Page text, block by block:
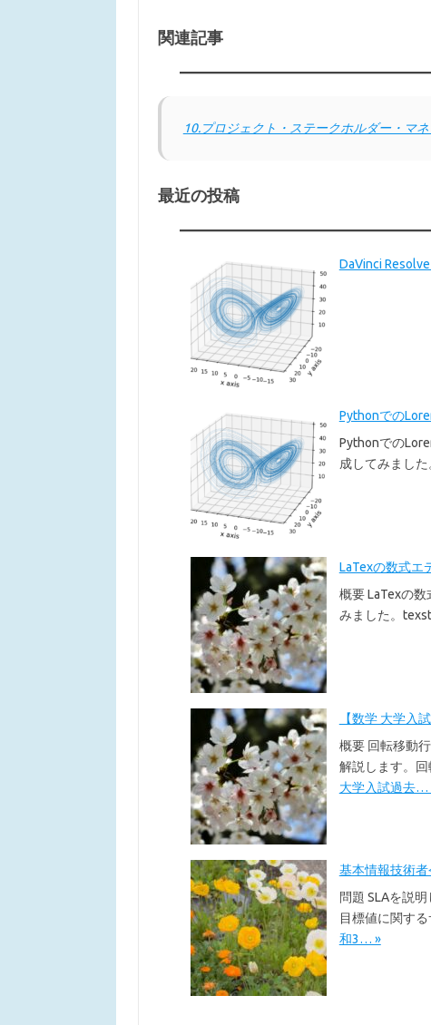
関連記事
10.プロジェクト・ステークホルダー・マ
最近の投稿
DaVinci
Pythonでの
Pythonでの
成してみまし
LaTexの数式エ
概要 LaTexの
みました。
【数学 大学入
概要 回転移動
解説します。
大学入試過去…
基本情報技術
問題 SLAを説
目標値に関す
和3… »